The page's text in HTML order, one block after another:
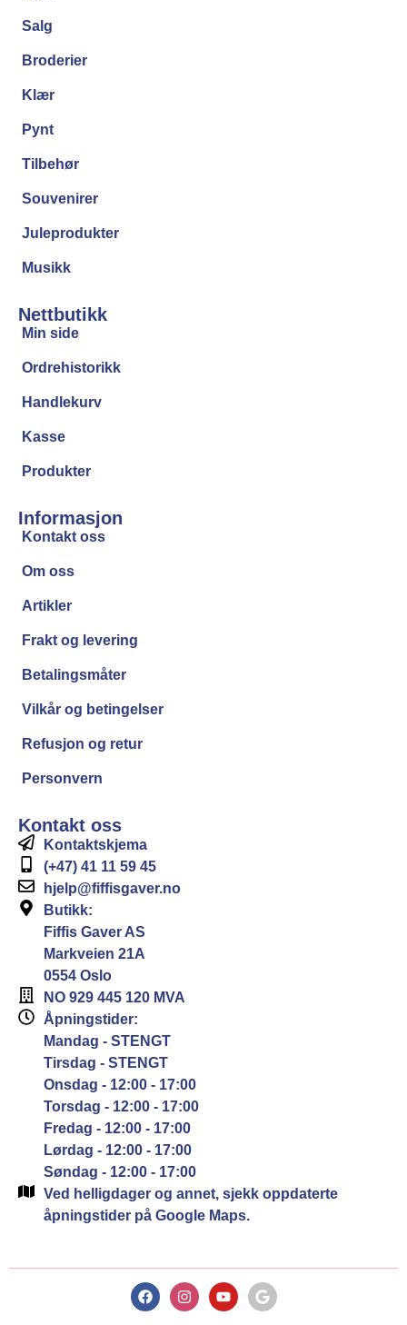
Salg
Broderier
Klær
Pynt
Tilbehør
Souvenirer
Juleprodukter
Musikk
Nettbutikk
Min side
Ordrehistorikk
Handlekurv
Kasse
Produkter
Informasjon
Kontakt oss
Om oss
Artikler
Frakt og levering
Betalingsmåter
Vilkår og betingelser
Refusjon og retur
Personvern
Kontakt oss
Kontaktskjema
(+47) 41 11 59 45
hjelp@fiffisgaver.no
Butikk:
Fiffis Gaver AS
Markveien 21A
0554 Oslo
NO 929 445 120 MVA
Åpningstider:
Mandag - STENGT
Tirsdag - STENGT
Onsdag - 12:00 - 17:00
Torsdag - 12:00 - 17:00
Fredag - 12:00 - 17:00
Lørdag - 12:00 - 17:00
Søndag - 12:00 - 17:00
Ved helligdager og annet, sjekk oppdaterte
åpningstider på Google Maps.